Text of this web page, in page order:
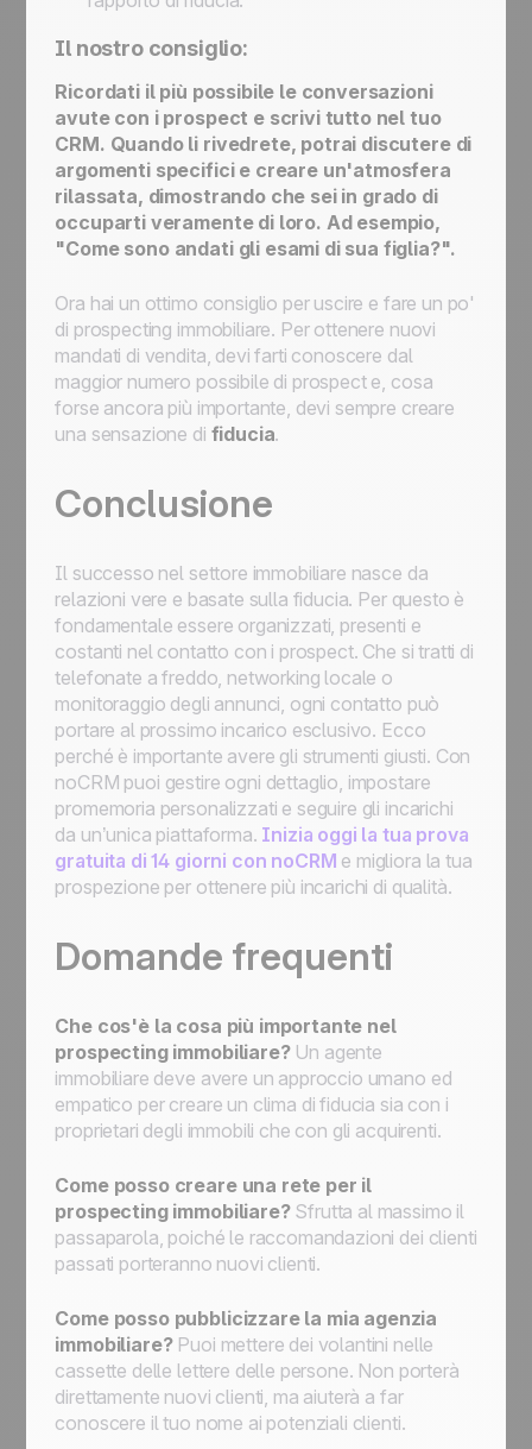
Il nostro consiglio:
Ricordati il più possibile le conversazioni
avute con i prospect e scrivi tutto nel tuo
CRM. Quando li rivedrete, potrai discutere di
argomenti specifici e creare un'atmosfera
rilassata, dimostrando che sei in grado di
occuparti veramente di loro. Ad esempio,
"Come sono andati gli esami di sua figlia?".
Ora hai un ottimo consiglio per uscire e fare un po'
di prospecting immobiliare. Per ottenere nuovi
mandati di vendita, devi farti conoscere dal
maggior numero possibile di prospect e, cosa
forse ancora più importante, devi sempre creare
una sensazione di fiducia.
Conclusione
Il successo nel settore immobiliare nasce da
relazioni vere e basate sulla fiducia. Per questo è
fondamentale essere organizzati, presenti e
costanti nel contatto con i prospect. Che si tratti di
telefonate a freddo, networking locale o
monitoraggio degli annunci, ogni contatto può
portare al prossimo incarico esclusivo. Ecco
perché è importante avere gli strumenti giusti. Con
noCRM puoi gestire ogni dettaglio, impostare
promemoria personalizzati e seguire gli incarichi
da un’unica piattaforma. Inizia oggi la tua prova
gratuita di 14 giorni con noCRM e migliora la tua
prospezione per ottenere più incarichi di qualità.
Domande frequenti
Che cos'è la cosa più importante nel
prospecting immobiliare?Un agente
immobiliare deve avere un approccio umano ed
empatico per creare un clima di fiducia sia con i
proprietari degli immobili che con gli acquirenti.
Come posso creare una rete per il
prospecting immobiliare?Sfrutta al massimo il
passaparola, poiché le raccomandazioni dei clienti
passati porteranno nuovi clienti.
Come posso pubblicizzare la mia agenzia
immobiliare?Puoi mettere dei volantini nelle
cassette delle lettere delle persone. Non porterà
direttamente nuovi clienti, ma aiuterà a far
conoscere il tuo nome ai potenziali clienti.